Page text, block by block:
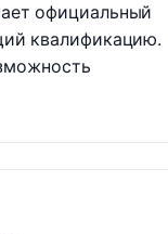
официальный
квалификацию.